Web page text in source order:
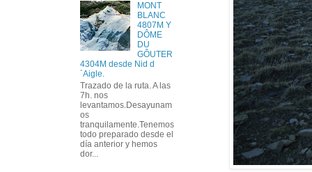
MONT
BLANC
4807M Y
DÔME
DU
GÔUTER
4304M desde Nid d
´Aigle.
Trazado de la ruta. A las
7h. nos
levantamos.Desayunam
os
tranquilamente.Tenemos
todo preparado desde el
día anterior y hemos
dor...